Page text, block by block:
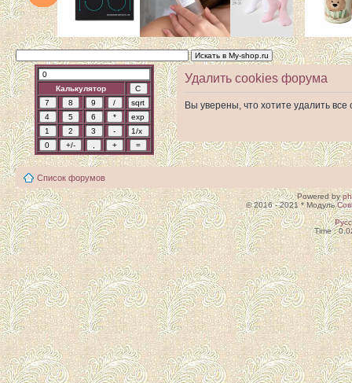
Калькулятор
Удалить cookies форума
Вы уверены, что хотите удалить
Список форумов
Powered by
© 2016 - 2021 * Модуль
Time :